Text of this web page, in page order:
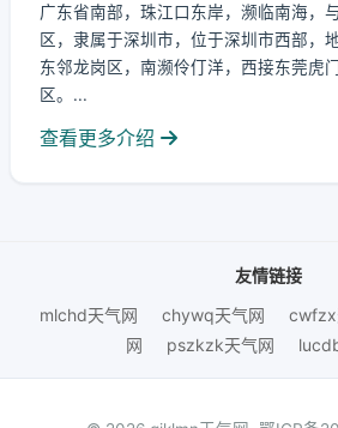
广东省南部，珠江口东岸，濒临南海，
区，隶属于深圳市，位于深圳市西部，
东邻龙岗区，南濒伶仃洋，西接东莞虎
区。...
查看更多介绍
友情链接
mlchd天气网
chywq天气网 cwfzx
网
pszkzk天气网